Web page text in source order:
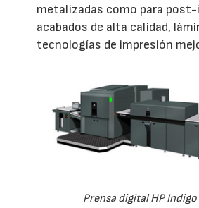
metalizadas como para post-
acabados de alta calidad,
tecnologías de impresión
Prensa digital HP